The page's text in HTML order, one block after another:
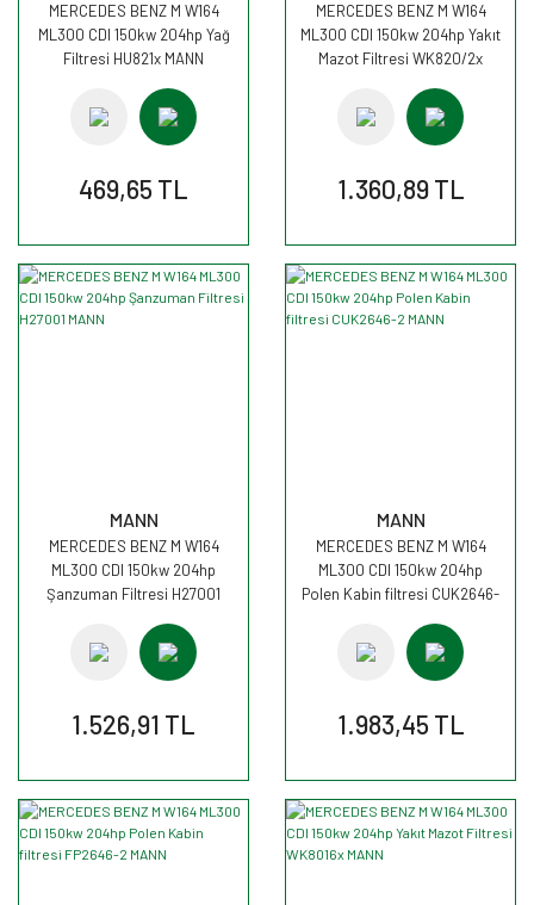
MERCEDES BENZ M W164
ML300 CDI 150kw 204hp Yağ
Filtresi HU821x MANN
469,65 TL
MERCEDES BENZ M W164
ML300 CDI 150kw 204hp Yakıt
Mazot Filtresi WK820/2x
1.360,89 TL
MANN
MERCEDES BENZ M W164
ML300 CDI 150kw 204hp
Şanzuman Filtresi H27001
1.526,91 TL
MANN
MERCEDES BENZ M W164
ML300 CDI 150kw 204hp
Polen Kabin filtresi CUK2646-
1.983,45 TL